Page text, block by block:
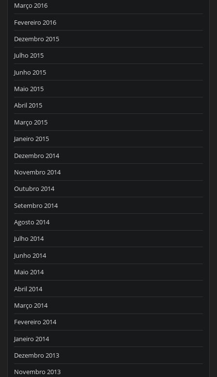
Março 2016
Fevereiro 2016
Dezembro 2015
Julho 2015
Junho 2015
Maio 2015
Abril 2015
Março 2015
Janeiro 2015
Dezembro 2014
Novembro 2014
Outubro 2014
Setembro 2014
Agosto 2014
Julho 2014
Junho 2014
Maio 2014
Abril 2014
Março 2014
Fevereiro 2014
Janeiro 2014
Dezembro 2013
Novembro 2013